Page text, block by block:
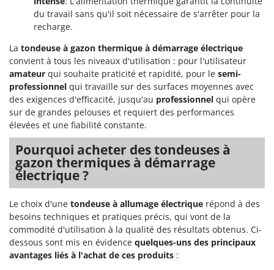
du travail sans qu'il soit nécessaire de s'arrêter pour la
recharge.
La tondeuse à gazon thermique à démarrage électrique
convient à tous les niveaux d'utilisation : pour l'utilisateur
amateur qui souhaite praticité et rapidité, pour le semi-
professionnel qui travaille sur des surfaces moyennes avec
des exigences d'efficacité, jusqu'au professionnel qui opère
sur de grandes pelouses et requiert des performances
élevées et une fiabilité constante.
Pourquoi acheter des tondeuses à
gazon thermiques à démarrage
électrique ?
Le choix d'une tondeuse à allumage électrique répond à des
besoins techniques et pratiques précis, qui vont de la
commodité d'utilisation à la qualité des résultats obtenus. Ci-
dessous sont mis en évidence quelques-uns des principaux
avantages liés à l'achat de ces produits :